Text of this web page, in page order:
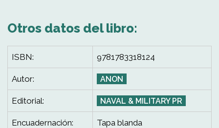
Otros datos del libro:
ISBN: 9781783318124
Autor: ANON
Editorial: NAVAL & MILITARY PR
Encuadernación: Tapa blanda